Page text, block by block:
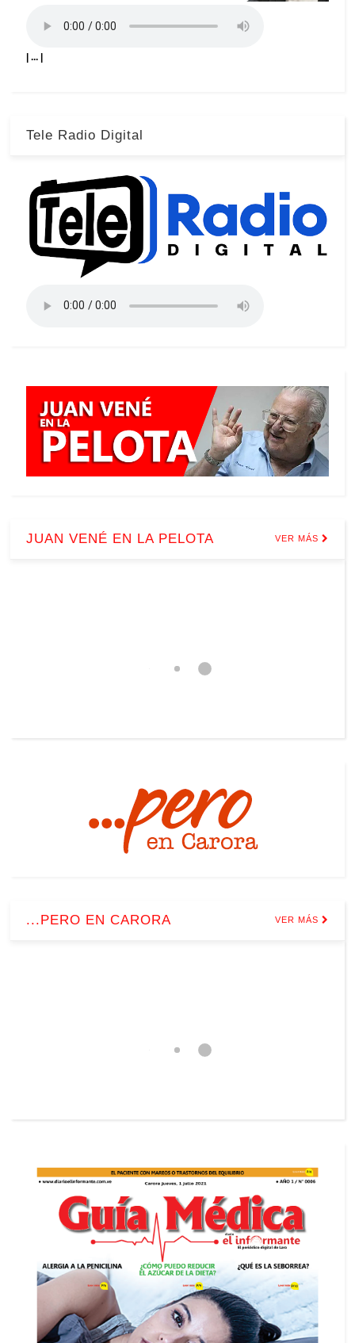
| ... |
Tele Radio Digital
JUAN VENÉ EN LA PELOTA VER MÁS
...PERO EN CARORA VER MÁS